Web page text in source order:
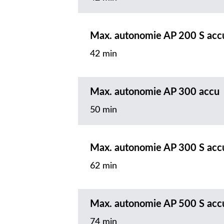
Max. autonomie AP 200 S
42 min
Max. autonomie AP 300 accu
50 min
Max. autonomie AP 300 S
62 min
Max. autonomie AP 500 S
74 min